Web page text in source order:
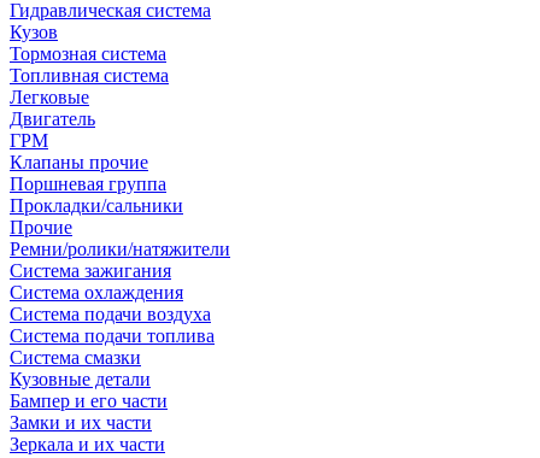
Гидравлическая система
Кузов
Тормозная система
Топливная система
Легковые
Двигатель
ГРМ
Клапаны прочие
Поршневая группа
Прокладки/сальники
Прочие
Ремни/ролики/натяжители
Система зажигания
Система охлаждения
Система подачи воздуха
Система подачи топлива
Система смазки
Кузовные детали
Бампер и его части
Замки и их части
Зеркала и их части